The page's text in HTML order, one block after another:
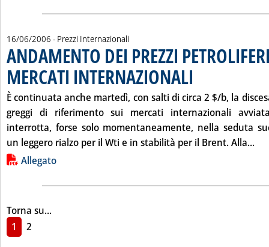
16/06/2006 - Prezzi Internazionali
ANDAMENTO DEI PREZZI
MERCATI INTERNAZIONALI
È continuata anche martedì, con salti di circa 2 $/b, la
greggi di riferimento sui mercati internazionali
interrotta, forse solo momentaneamente, nella seduta
un leggero rialzo per il Wti e in stabilità per il Brent. Alla...
Lista allegati PDF alla notizia
Allegato
Torna su...
1
2